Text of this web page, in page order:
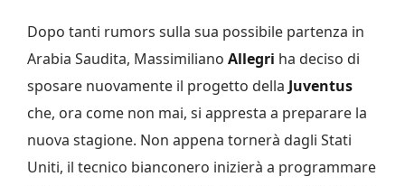
Dopo tanti rumors sulla sua possibile partenza in
Arabia Saudita, Massimiliano Allegri ha deciso di
sposare nuovamente il progetto della Juventus
che, ora come non mai, si appresta a preparare la
nuova stagione. Non appena tornerà dagli Stati
Uniti, il tecnico bianconero inizierà a programmare